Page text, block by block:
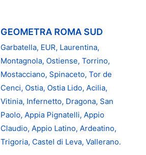
GEOMETRA ROMA SUD
Garbatella, EUR, Laurentina,
Montagnola, Ostiense, Torrino,
Mostacciano, Spinaceto, Tor de
Cenci, Ostia, Ostia Lido, Acilia,
Vitinia, Infernetto, Dragona, San
Paolo, Appia Pignatelli, Appio
Claudio, Appio Latino, Ardeatino,
Trigoria, Castel di Leva, Vallerano.